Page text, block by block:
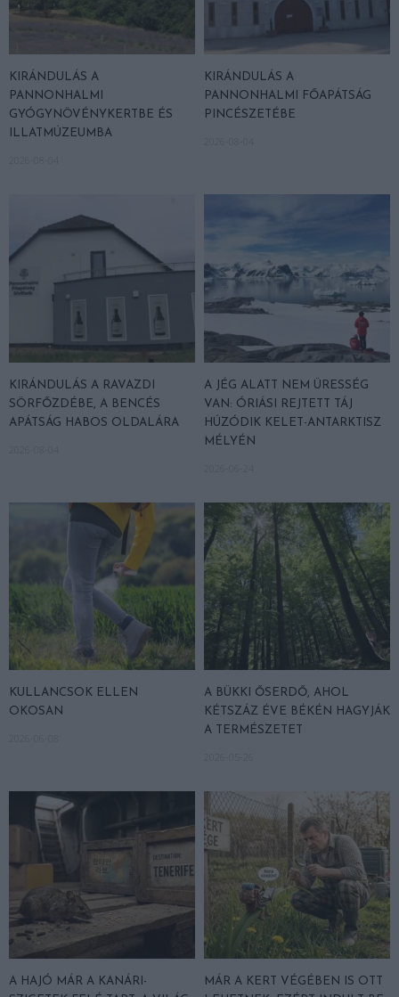
KIRÁNDULÁS A
PANNONHALMI
GYÓGYNÖVÉNYKERTBE ÉS
ILLATMÚZEUMBA
KIRÁNDULÁS A
PANNONHALMI FŐAPÁTSÁG
PINCÉSZETÉBE
KIRÁNDULÁS A RAVAZDI
SÖRFŐZDÉBE, A BENCÉS
APÁTSÁG HABOS OLDALÁRA
A JÉG ALATT NEM ÜRESSÉG
VAN: ÓRIÁSI REJTETT TÁJ
HÚZÓDIK KELET-ANTARKTISZ
MÉLYÉN
KULLANCSOK ELLEN
OKOSAN
A BÜKKI ŐSERDŐ, AHOL
KÉTSZÁZ ÉVE BÉKÉN HAGYJÁK
A TERMÉSZETET
A HAJÓ MÁR A KANÁRI-
MÁR A KERT VÉGÉBEN IS OTT